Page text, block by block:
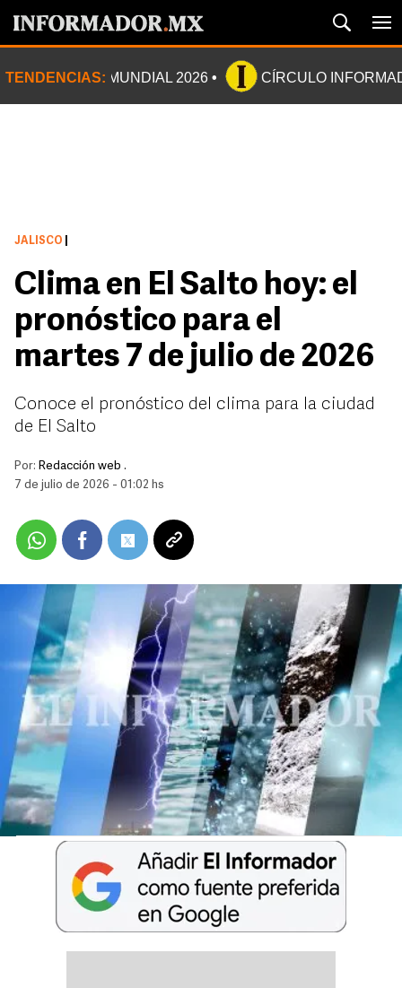
TENDENCIAS: MUNDIAL 2026 CÍRCULO
JALISCO
Clima en El Salto hoy: el
pronóstico para el
martes 7 de julio de 2026
Conoce el pronóstico del clima para la ciudad
de El Salto
Por: Redacción web .
7 de julio de 2026 - 01:02 hs